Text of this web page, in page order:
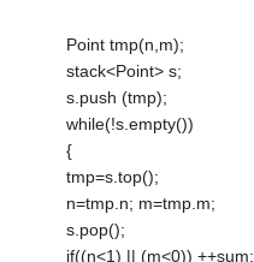
Point tmp(n,m);
stack<Point> s;
s.push (tmp);
while(!s.empty())
{
tmp=s.top();
n=tmp.n; m=tmp.m;
s.pop();
if((n<1) || (m<0)) ++sum;